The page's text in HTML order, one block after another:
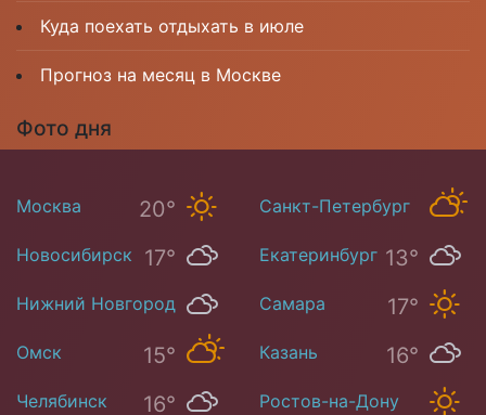
Куда поехать отдыхать в июле
Прогноз на месяц в Москве
Фото дня
Москва 20° Санкт-Петербург
16°
Новосибирск 17° Екатеринбург 13°
Нижний Новгород
20°
Самара 17°
Омск 15° Казань 16°
Челябинск 16° Ростов-на-Дону